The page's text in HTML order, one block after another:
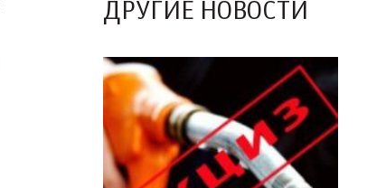
ДРУГИЕ НОВОСТИ